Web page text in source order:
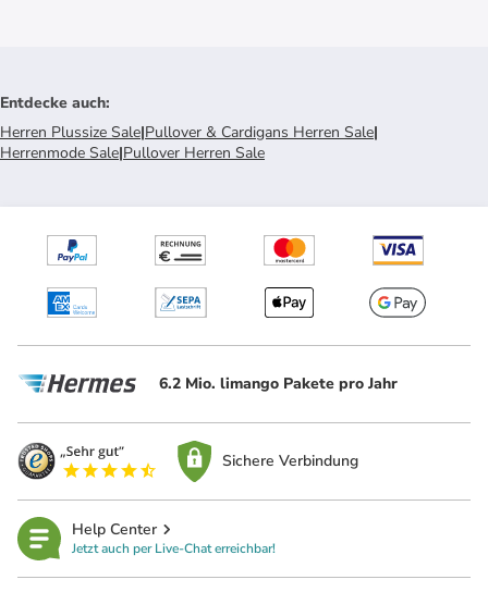
Entdecke auch:
Herren Plussize Sale|Pullover & Cardigans Herren Sale|
Herrenmode Sale|Pullover Herren Sale
6.2 Mio. limango Pakete pro Jahr
Sichere Verbindung
Help Center
Jetzt auch per Live-Chat erreichbar!